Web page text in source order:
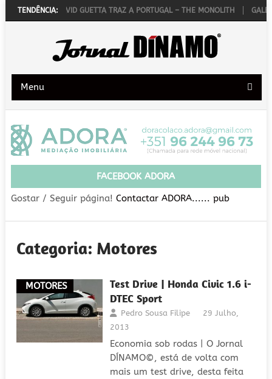
TENDÊNCIA:DAVID GUETTA TRAZ A PORTUGAL – THE MONOLITH GALERIA
Menu
FACEBOOK ADORA
Gostar / Seguir página!Contactar ADORA...... pub
Categoria: Motores
MOTORES
Test Drive | Honda Civic 1.6 i-
DTEC Sport
Pedro Sousa Filipe
29 Julho,
2013
Economia sob rodas | O Jornal
DÍNAMO©, está de volta com
mais um test drive, desta feita